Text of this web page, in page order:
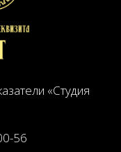
«Студия
56